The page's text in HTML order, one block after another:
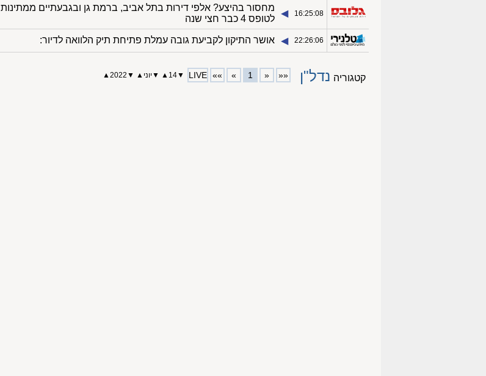
16:25:08
◀︎
מחסור בהיצע? אלפי דירות בתל אביב, ברמת גן ובגבעתיים ממתינות
לטופס 4 כבר חצי שנה
22:26:06
◀︎ אושר התיקון לקביעת גובה עמלת פתיחת תיק הלוואה לדיור:
קטגוריה נדל"ן ««
«
1
»
»»
LIVE
▼
14
▲
▼יוני ▲
▼
2022
▲